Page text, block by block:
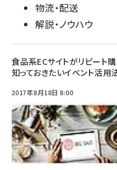
物流・配送
解説・ノウハウ
食品系ECサイトがリピート
知っておきたいイベント活用
2017年8月18日 8:00